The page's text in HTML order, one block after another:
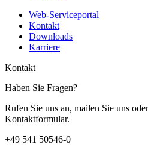
Web-Serviceportal
Kontakt
Downloads
Karriere
Kontakt
Haben Sie Fragen?
Rufen Sie uns an, mailen Sie uns
Kontaktformular.
+49 541 50546-0